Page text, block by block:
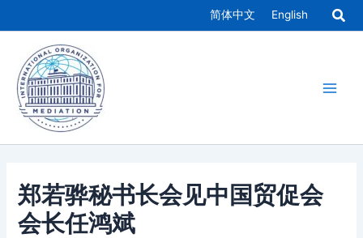
至
简体中文 English
郑若骅秘书长会见中国贸促会
会长任鸿斌